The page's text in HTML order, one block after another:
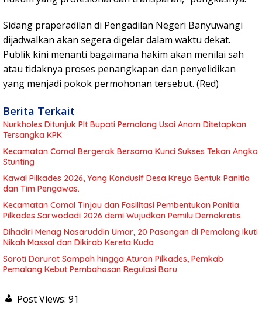
Sidang praperadilan di Pengadilan Negeri Banyuwangi
dijadwalkan akan segera digelar dalam waktu dekat.
Publik kini menanti bagaimana hakim akan menilai sah
atau tidaknya proses penangkapan dan penyelidikan
yang menjadi pokok permohonan tersebut. (Red)
Berita Terkait
Nurkholes Ditunjuk Plt Bupati Pemalang Usai Anom Ditetapkan
Tersangka KPK
Kecamatan Comal Bergerak Bersama Kunci Sukses Tekan Angka
Stunting
Kawal Pilkades 2026, Yang Kondusif Desa Kreyo Bentuk Panitia
dan Tim Pengawas.
Kecamatan Comal Tinjau dan Fasilitasi Pembentukan Panitia
Pilkades Sarwodadi 2026 demi Wujudkan Pemilu Demokratis
Dihadiri Menag Nasaruddin Umar, 20 Pasangan di Pemalang Ikuti
Nikah Massal dan Dikirab Kereta Kuda
Soroti Darurat Sampah hingga Aturan Pilkades, Pemkab
Pemalang Kebut Pembahasan Regulasi Baru
Post Views: 91